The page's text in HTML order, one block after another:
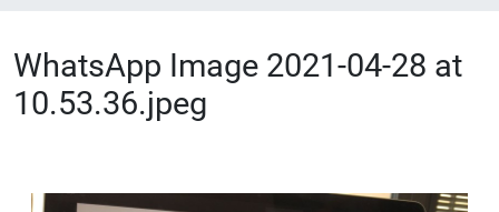
WhatsApp Image 2021-04-28 at
10.53.36.jpeg